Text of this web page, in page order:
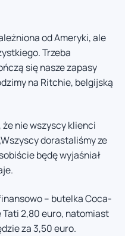
od Ameryki, ale
Trzeba
się nasze zapasy
na Ritchie, belgijską
nie wszyscy klienci
dorastaliśmy ze
będę wyjaśniał
– butelka Coca-
2,80 euro, natomiast
za 3,50 euro.